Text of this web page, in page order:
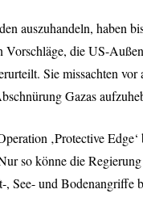
auszuhandeln, haben
Vorschläge, die US-
Sie missachten
Gazas
‚Protective
so könne die
See- und Bodenangriffe